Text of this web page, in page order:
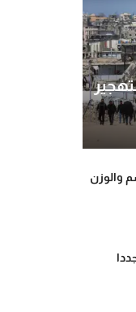
والوزن